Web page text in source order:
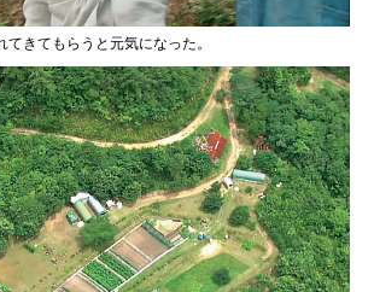
きてもらうと元気になった。